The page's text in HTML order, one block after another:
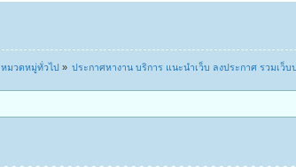
หมวดหมู่ทั่วไป » ประกาศหางาน บริการ แนะนำเว็บ ลงประกาศ รวมเว็บ